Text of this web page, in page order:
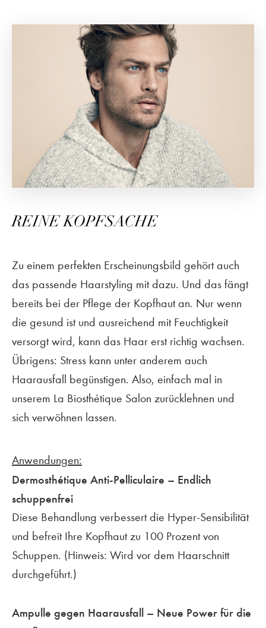
REINE KOPFSACHE
Zu einem perfekten Erscheinungsbild gehört auch
das passende Haarstyling mit dazu. Und das fängt
bereits bei der Pflege der Kopfhaut an. Nur wenn
die gesund ist und ausreichend mit Feuchtigkeit
versorgt wird, kann das Haar erst richtig wachsen.
Übrigens: Stress kann unter anderem auch
Haarausfall begünstigen. Also, einfach mal in
unserem La Biosthétique Salon zurücklehnen und
sich verwöhnen lassen.
Anwendungen:
Dermosthétique Anti-Pelliculaire – Endlich
schuppenfrei
Diese Behandlung verbessert die Hyper-Sensibilität
und befreit Ihre Kopfhaut zu 100 Prozent von
Schuppen. (Hinweis: Wird vor dem Haarschnitt
durchgeführt.)
Ampulle gegen Haarausfall – Neue Power für die